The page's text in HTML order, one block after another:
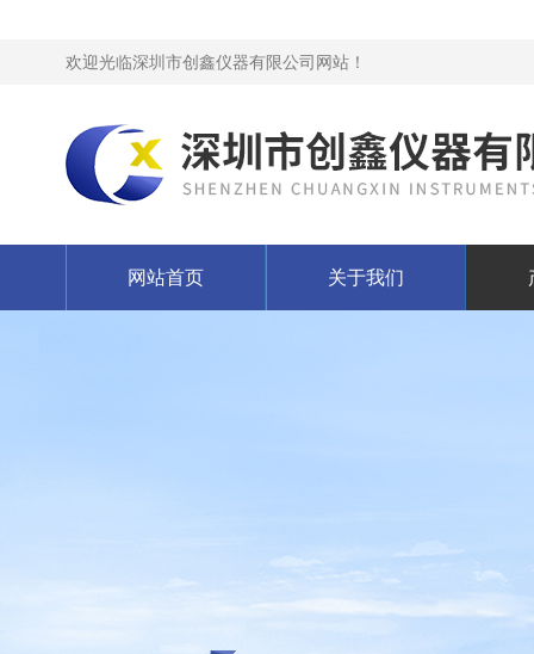
欢迎光临深圳市创鑫仪器有限公司网站！
网站首页 关于我们